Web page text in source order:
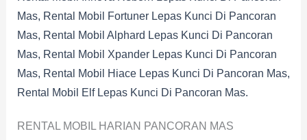
Mas, Rental Mobil Fortuner Lepas Kunci Di Pancoran
Mas, Rental Mobil Alphard Lepas Kunci Di Pancoran
Mas, Rental Mobil Xpander Lepas Kunci Di Pancoran
Mas, Rental Mobil Hiace Lepas Kunci Di Pancoran Mas,
Rental Mobil Elf Lepas Kunci Di Pancoran Mas.
RENTAL MOBIL HARIAN PANCORAN MAS